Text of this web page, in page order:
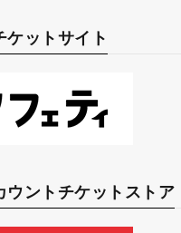
ケットサイト
ウントチケットストア